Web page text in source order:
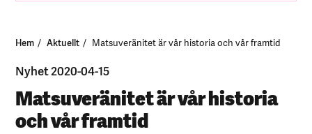
Hem Aktuellt Matsuveränitet är vår historia och vår framtid
Nyhet 2020-04-15
Matsuveränitet är vår historia
och vår framtid